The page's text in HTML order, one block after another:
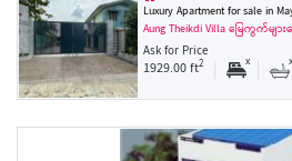
Luxury Apartment for sale in
Aung Theikdi Villa မြေကွက်မျာ
Ask for Price
1929.00 ft2 x x